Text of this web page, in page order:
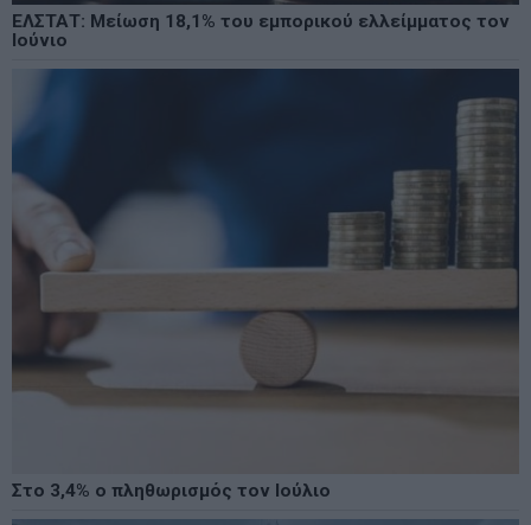
ΕΛΣΤΑΤ: Μείωση 18,1% του εμπορικού ελλείμματος τον
Ιούνιο
Στο 3,4% ο πληθωρισμός τον Ιούλιο